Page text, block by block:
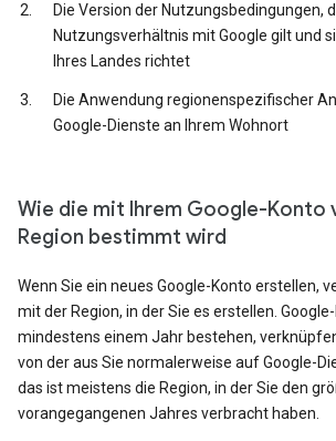
Die Version der Nutzungsbedingungen,
Nutzungsverhältnis mit Google gilt und
Ihres Landes richtet
Die Anwendung regionenspezifischer
Google-Dienste an Ihrem Wohnort
Wie die mit Ihrem Google-Konto
Region bestimmt wird
Wenn Sie ein neues Google-Konto erstellen,
mit der Region, in der Sie es erstellen.
mindestens einem Jahr bestehen,
von der aus Sie normalerweise auf Google-
das ist meistens die Region, in der Sie den
vorangegangenen Jahres verbracht haben.